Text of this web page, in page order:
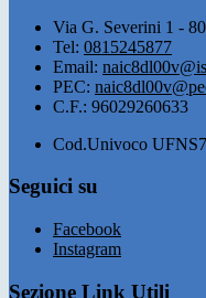
Via G. Severini 1 -
Tel: 0815245877
Email:
PEC:
C.F.: 96029260633
Cod.Univoco
Seguici su
Facebook
Instagram
Sezione Link Utili